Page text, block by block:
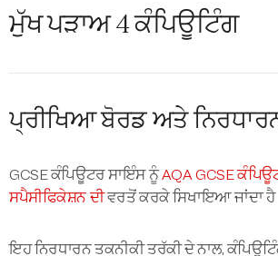
ਮੁੱਖ ਪੜਾਅ 4 ਕੰਪਿਊਟਿੰਗ
ਪ੍ਰੀਖਿਆ ਬੋਰਡ ਅਤੇ
GCSE ਕੰਪਿਊਟਰ ਸਾਇੰਸ ਨੂੰAQA GCSE
ਸਪੈਸੀਫਿਕੇਸ਼ਨ ਦੀਵਰਤੋਂ ਕਰਕੇ ਸਿਖਾਇਆ ਜਾਂਦਾ
ਇਹ ਨਿਰਧਾਰਨ ਤਕਨੀਕੀ ਤਰੱਕੀ ਦੇ ਨਾਲ,